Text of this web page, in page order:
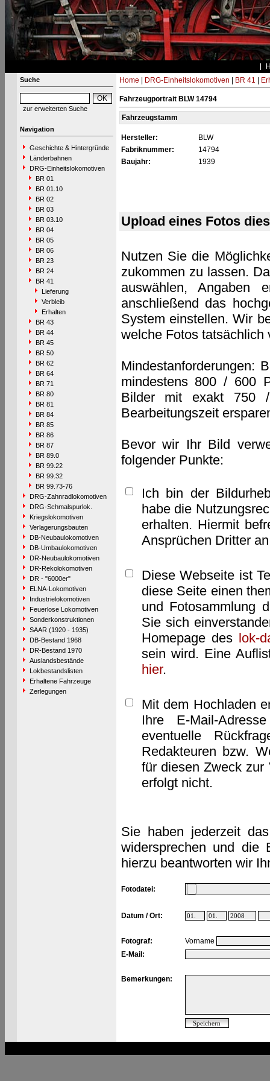
Suche
zur erweiterten Suche
Navigation
Geschichte & Hintergründe
Länderbahnen
DRG-Einheitslokomotiven
BR 01
BR 01.10
BR 02
BR 03
BR 03.10
BR 04
BR 05
BR 06
BR 23
BR 24
BR 41
Lieferung
Verbleib
Erhalten
BR 43
BR 44
BR 45
BR 50
BR 62
BR 64
BR 71
BR 80
BR 81
BR 84
BR 85
BR 86
BR 87
BR 89.0
BR 99.22
BR 99.32
BR 99.73-76
DRG-Zahnradlokomotiven
DRG-Schmalspurlok.
Kriegslokomotiven
Verlagerungsbauten
DB-Neubaulokomotiven
DB-Umbaulokomotiven
DR-Neubaulokomotiven
DR-Rekolokomotiven
DR - "6000er"
ELNA-Lokomotiven
Industrielokomotiven
Feuerlose Lokomotiven
Sonderkonstruktionen
SAAR (1920 - 1935)
DB-Bestand 1968
DR-Bestand 1970
Auslandsbestände
Lokbestandslisten
Erhaltene Fahrzeuge
Zerlegungen
Home DRG-Einheitslokomotiven BR 41
Fahrzeugportrait BLW 14794
Fahrzeugstamm
Hersteller:
BLW
Fabriknummer:
14794
Baujahr:
1939
Upload eines Fotos
Nutzen Sie die
zukommen zu lassen.
auswählen, Angaben
anschließend das
System einstellen. Wir
welche Fotos tatsächlich
Mindestanforderungen:
mindestens 800 / 600
Bilder mit exakt 750
Bearbeitungszeit
Bevor wir Ihr Bild
folgender Punkte:
Ich bin der
habe die
erhalten. Hiermit
Ansprüchen Dritter
Diese Webseite ist
diese Seite einen
und Fotosammlung
Sie sich
Homepage des lok-
sein wird. Eine
hier.
Mit dem Hochladen
Ihre E-Mail-
eventuelle
Redakteuren bzw.
für diesen Zweck zur
erfolgt nicht.
Sie haben jederzeit
widersprechen und die
hierzu beantworten wir
Fotodatei:
Datum / Ort:
Fotograf:
Vorname
E-Mail:
Bemerkungen: